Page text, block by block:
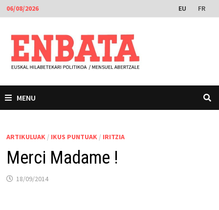
Skip
to
content
06/08/2026 EU FR
MENU
ARTIKULUAK / IKUS PUNTUAK / IRITZIA
Merci Madame !
18/09/2014